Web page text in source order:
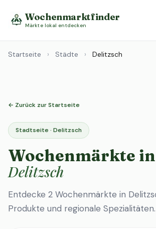
Wochenmarktfinder
Märkte lokal entdecken
Startseite › Städte › Delitzsch
← Zurück zur Startseite
Stadtseite · Delitzsch
Wochenmärkte in
Delitzsch
Entdecke 2 Wochenmärkte in
Produkte und regionale Spezialitäten.